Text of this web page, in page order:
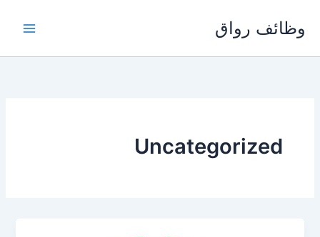
المحتوى
وظائف رواق
Uncategorized